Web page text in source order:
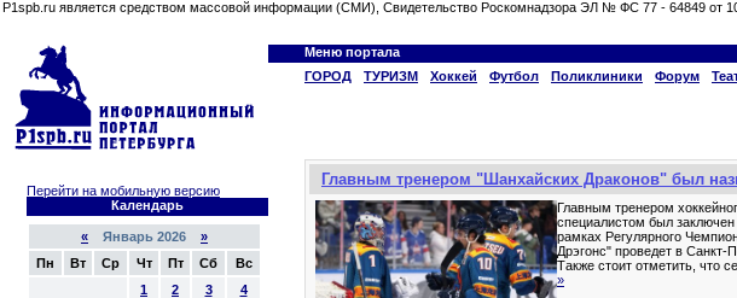
P1spb.ru является средством массовой информации (СМИ), Свидетельство Роскомнадзора ЭЛ № ФС 77 - 64849 от
Меню портала
ГОРОД
ТУРИЗМ Хоккей Футбол Поликлиники Форум
Перейти на мобильную версию
Календарь
« Январь 2026 »
Пн
Вт Ср Чт Пт Сб
Вс
1
2 3
4
Главным тренером "Шанхайских Драконов" был
Главным тренером
специалистом был
рамках Регулярного
Дрэгонс" проведет в Санкт-
Также стоит отметить, что
»